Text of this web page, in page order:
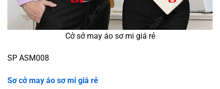
Cở sở may áo sơ mi giá rẻ
SP ASM008
Sơ cở may áo sơ mi giá rẻ